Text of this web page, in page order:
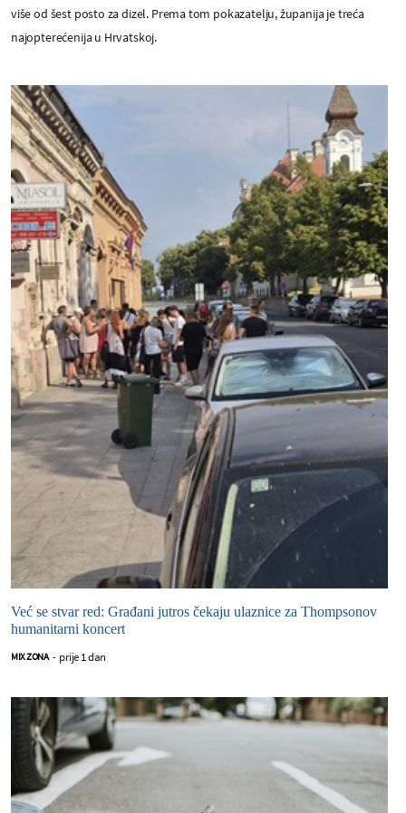
više od šest posto za dizel. Prema tom pokazatelju, županija je treća
najopterećenija u Hrvatskoj.
Već se stvar red: Građani jutros čekaju ulaznice za Thompsonov
humanitarni koncert
MIX ZONA - prije 1 dan